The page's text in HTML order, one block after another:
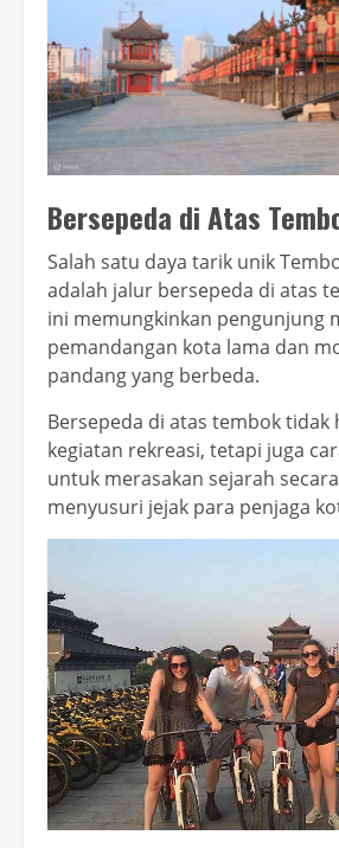
Bersepeda di Atas
Salah satu daya tarik unik
adalah jalur bersepeda di atas
ini memungkinkan pengunjung
pemandangan kota lama dan
pandang yang berbeda.
Bersepeda di atas tembok tidak
kegiatan rekreasi, tetapi juga
untuk merasakan sejarah
menyusuri jejak para penjaga